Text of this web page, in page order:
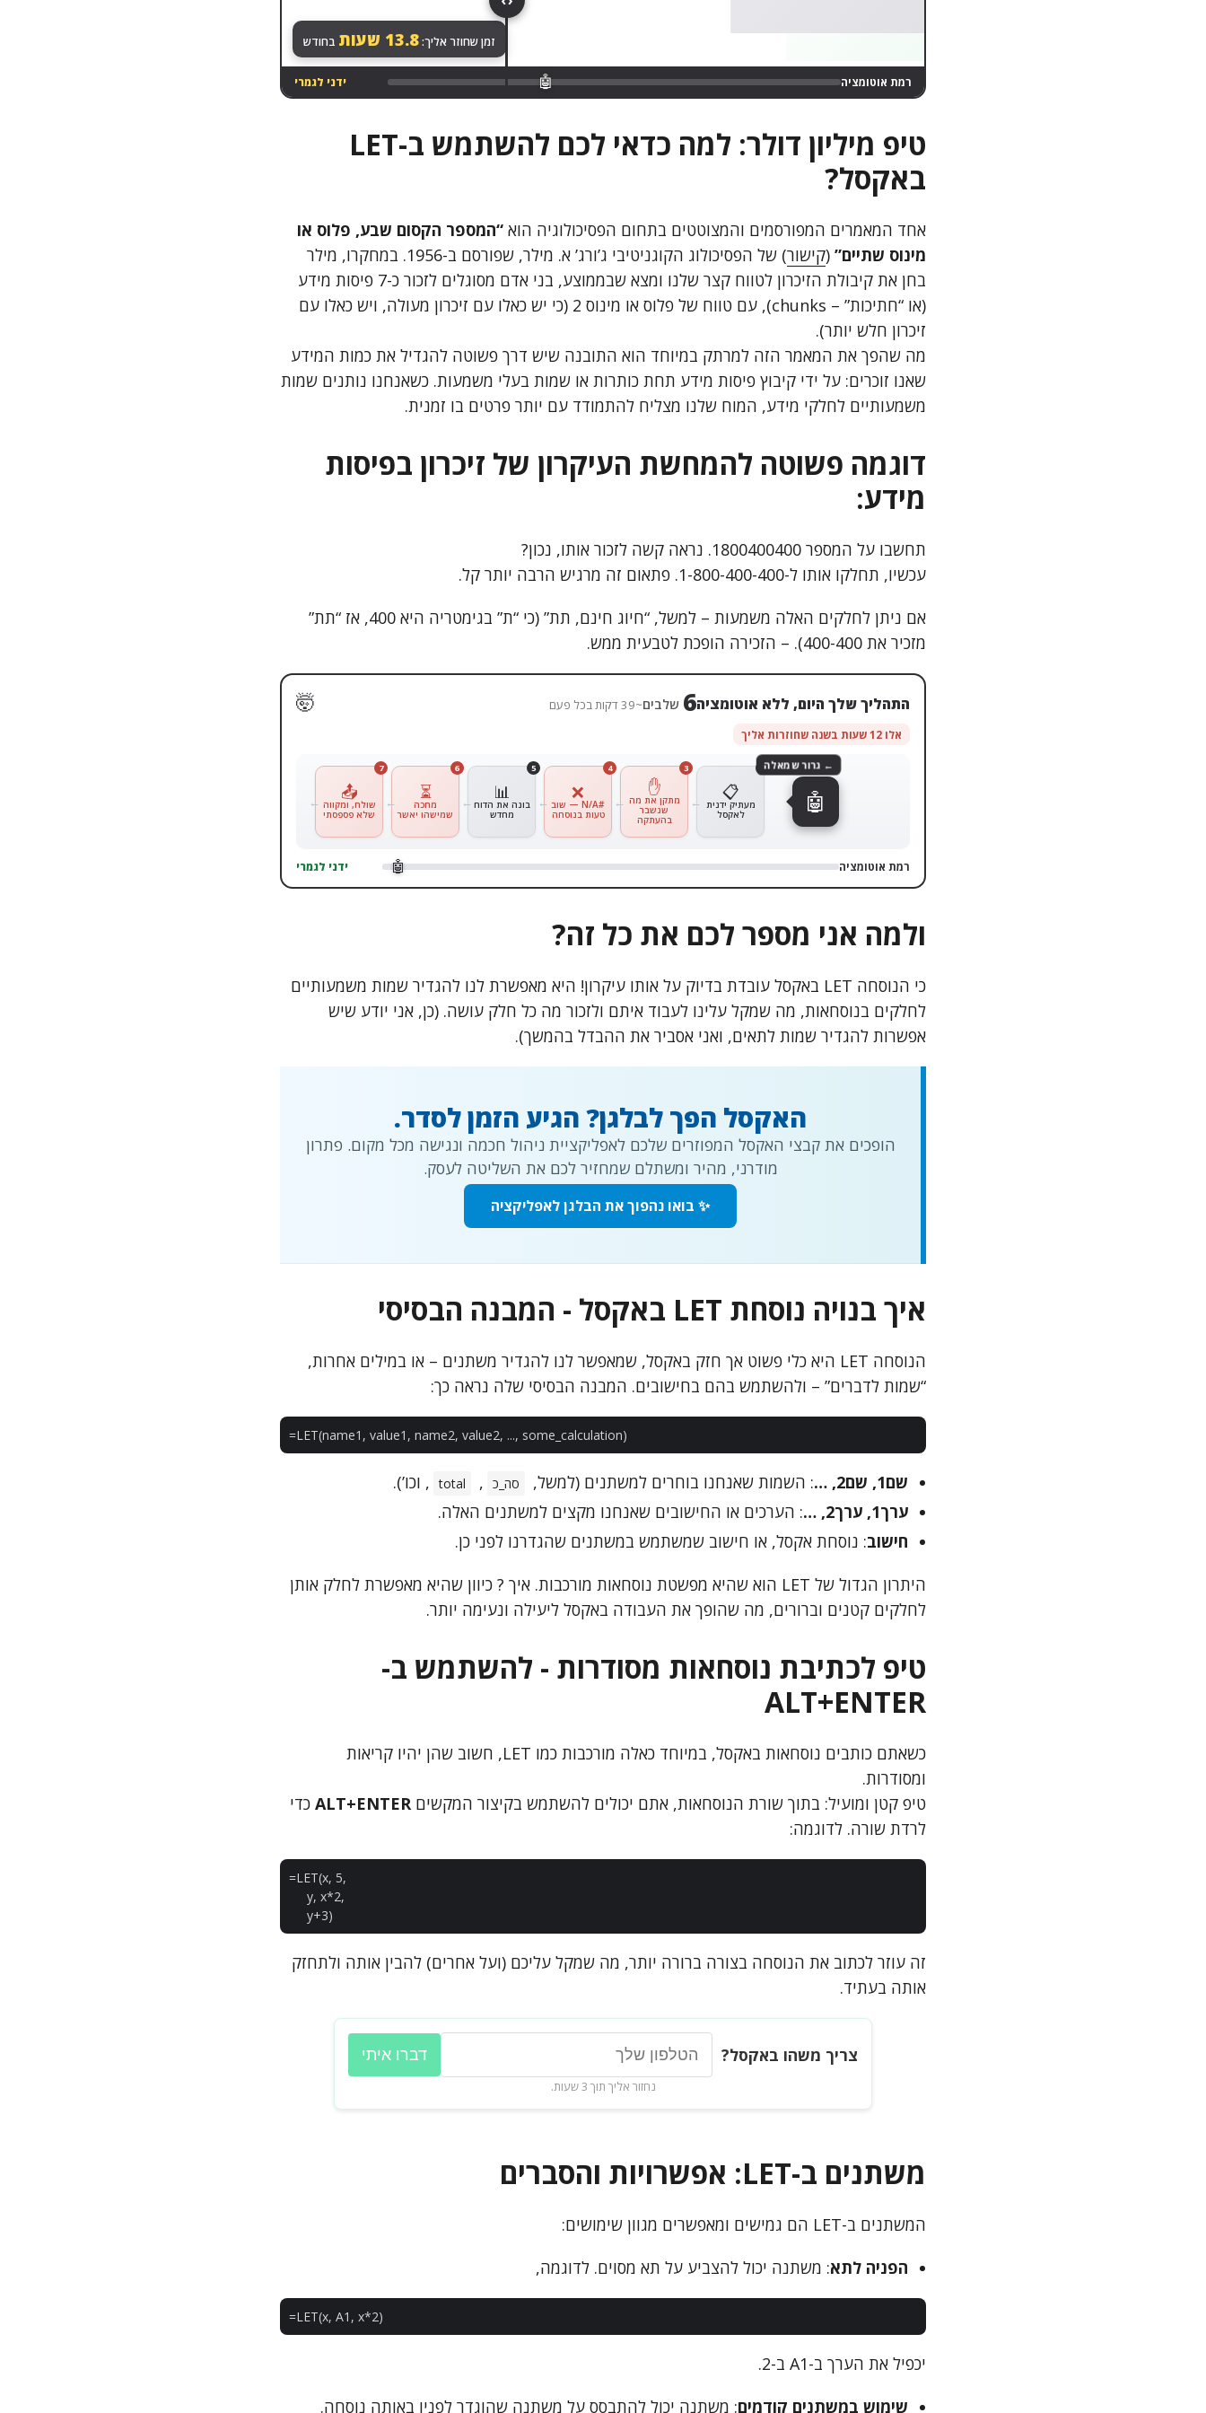
זמן שחוזר אליך:13.8 שעות בחודש
רמת אוטומציה 🤖 ידני לגמרי
טיפ מיליון דולר: למה כדאי לכם להשתמש ב-LET
באקסל?
אחד המאמרים המפורסמים והמצוטטים בתחום הפסיכולוגיה הוא “המספר הקסום שבע, פלוס או
מינוס שתיים” (קישור
) של הפסיכולוג הקוגניטיבי ג’ורג’ א. מילר, שפורסם ב-1956. במחקרו, מילר
בחן את קיבולת הזיכרון לטווח קצר שלנו ומצא שבממוצע, בני אדם מסוגלים לזכור כ-7 פיסות מידע
(או “חתיכות” – chunks), עם טווח של פלוס או מינוס 2 (כי יש כאלו עם זיכרון מעולה, ויש כאלו עם
זיכרון חלש יותר).
מה שהפך את המאמר הזה למרתק במיוחד הוא התובנה שיש דרך פשוטה להגדיל את כמות המידע
שאנו זוכרים: על ידי קיבוץ פיסות מידע תחת כותרות או שמות בעלי משמעות. כשאנחנו נותנים שמות
משמעותיים לחלקי מידע, המוח שלנו מצליח להתמודד עם יותר פרטים בו זמנית.
דוגמה פשוטה להמחשת העיקרון של זיכרון בפיסות
מידע:
תחשבו על המספר 1800400400. נראה קשה לזכור אותו, נכון?
עכשיו, תחלקו אותו ל-1-800-400-400. פתאום זה מרגיש הרבה יותר קל.
אם ניתן לחלקים האלה משמעות – למשל, “חיוג חינם, תת” (כי “ת” בגימטריה היא 400, אז “תת”
מזכיר את 400-400). – הזכירה הופכת לטבעית ממש.
התהליך שלך היום, ללא אוטומציה7 שלבים~45 דקות בכל פעם 🤯
אלו 12 שעות בשנה שחוזרות אליך
7
📤
שולח, ומקווה
שלא פספסתי
6
⏳
מחכה
שמישהו יאשר
5
📊
בונה את הדוח
מחדש
4
❌
#N/A — שוב
טעות בנוסחה
3
✋
מתקן את מה
שנשבר
בהעתקה
2
📋
מעתיק ידנית
לאקסל
📥
מוריד את
הקובץ מהמייל
רמת אוטומציה 🤖 ידני לגמרי
ולמה אני מספר לכם את כל זה?
כי הנוסחה LET באקסל עובדת בדיוק על אותו עיקרון! היא מאפשרת לנו להגדיר שמות משמעותיים
לחלקים בנוסחאות, מה שמקל עלינו לעבוד איתם ולזכור מה כל חלק עושה. (כן, אני יודע שיש
אפשרות להגדיר שמות לתאים, ואני אסביר את ההבדל בהמשך).
האקסל הפך לבלגן? הגיע הזמן לסדר.
הופכים את קבצי האקסל המפוזרים שלכם לאפליקציית ניהול חכמה ונגישה מכל מקום. פתרון
מודרני, מהיר ומשתלם שמחזיר לכם את השליטה לעסק.
✨ בואו נהפוך את הבלגן לאפליקציה
איך בנויה נוסחת LET באקסל - המבנה הבסיסי
הנוסחה LET היא כלי פשוט אך חזק באקסל, שמאפשר לנו להגדיר משתנים – או במילים אחרות,
“שמות לדברים” – ולהשתמש בהם בחישובים. המבנה הבסיסי שלה נראה כך:
שם1, שם2, … : השמות שאנחנו בוחרים למשתנים (למשל, סה_כ ,
total , וכו’).
ערך1, ערך2, …
: הערכים או החישובים שאנחנו מקצים למשתנים האלה.
חישוב: נוסחת אקסל, או חישוב שמשתמש במשתנים שהגדרנו לפני כן.
היתרון הגדול של LET הוא שהיא מפשטת נוסחאות מורכבות. איך ? כיוון שהיא מאפשרת לחלק אותן
לחלקים קטנים וברורים, מה שהופך את העבודה באקסל ליעילה ונעימה יותר.
טיפ לכתיבת נוסחאות מסודרות - להשתמש ב-
ALT+ENTER
כשאתם כותבים נוסחאות באקסל, במיוחד כאלה מורכבות כמו LET, חשוב שהן יהיו קריאות
ומסודרות.
טיפ קטן ומועיל: בתוך שורת הנוסחאות, אתם יכולים להשתמש בקיצור המקשיםALT+ENTER כדי
לרדת שורה. לדוגמה:
=LET(x, 5,
     y, x*2,
זה עוזר לכתוב את הנוסחה בצורה ברורה יותר, מה שמקל עליכם (ועל אחרים) להבין אותה ולתחזק
אותה בעתיד.
צריך משהו באקסל? דברו איתי
נחזור אליך תוך 3 שעות.
משתנים ב-LET: אפשרויות והסברים
המשתנים ב-LET הם גמישים ומאפשרים מגוון שימושים:
הפניה לתא: משתנה יכול להצביע על תא מסוים. לדוגמה,
יכפיל את הערך ב-A1 ב-2.
שימוש במשתנים קודמים: משתנה יכול להתבסס על משתנה שהוגדר לפניו באותה נוסחה.